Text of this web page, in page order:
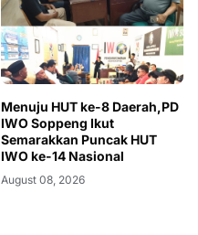
Menuju HUT ke-8 Daerah,PD
IWO Soppeng Ikut
Semarakkan Puncak HUT
IWO ke-14 Nasional
August 08, 2026